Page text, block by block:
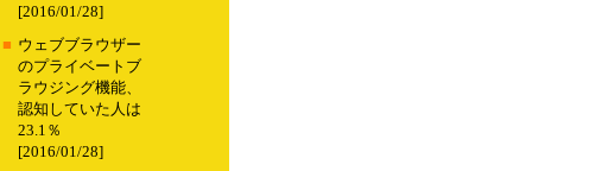
[2016/01/28]
■ ウェブブラウザー
のプライベートブ
ラウジング機能、
認知していた人は
23.1％
[2016/01/28]